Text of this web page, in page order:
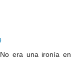
era una ironía en